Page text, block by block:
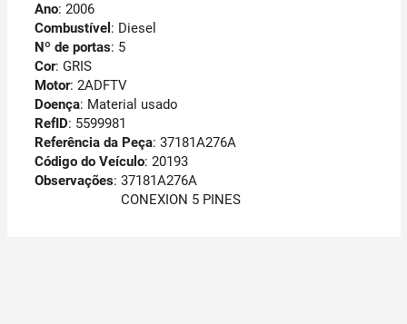
Ano: 2006
Combustível : Diesel
Nº de portas: 5
Cor: GRIS
Motor: 2ADFTV
Doença: Material usado
RefID: 5599981
Referência da Peça: 37181A276A
Código do Veículo: 20193
Observações: 37181A276A
CONEXION 5 PINES